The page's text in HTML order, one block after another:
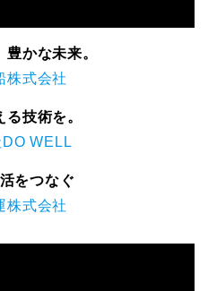
かな未来。
株式会社
技術を。
WELL
をつなぐ
株式会社